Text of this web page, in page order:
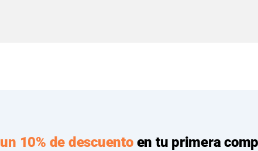
un 10% de descuentoen tu primera